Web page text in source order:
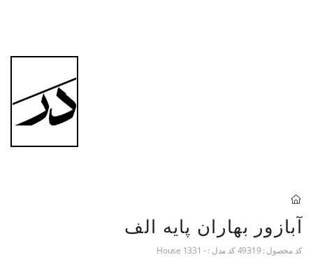
آبازور بهاران پایه الف
کد محصول : 49319کد مدل :- 1331 House